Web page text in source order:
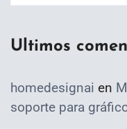
Ultimos
homedesignai en
soporte para